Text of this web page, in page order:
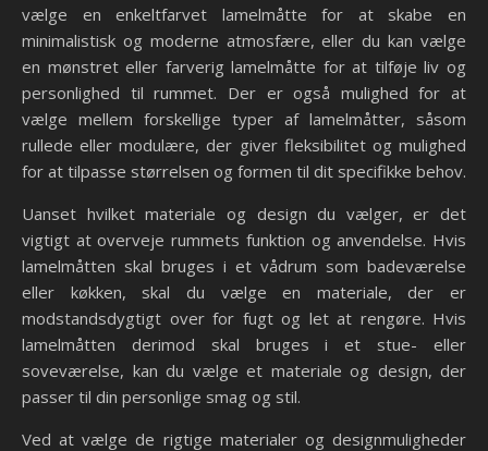
vælge en enkeltfarvet lamelmåtte for at skabe en
minimalistisk og moderne atmosfære, eller du kan vælge
en mønstret eller farverig lamelmåtte for at tilføje liv og
personlighed til rummet. Der er også mulighed for at
vælge mellem forskellige typer af lamelmåtter, såsom
rullede eller modulære, der giver fleksibilitet og mulighed
for at tilpasse størrelsen og formen til dit specifikke behov.
Uanset hvilket materiale og design du vælger, er det
vigtigt at overveje rummets funktion og anvendelse. Hvis
lamelmåtten skal bruges i et vådrum som badeværelse
eller køkken, skal du vælge en materiale, der er
modstandsdygtigt over for fugt og let at rengøre. Hvis
lamelmåtten derimod skal bruges i et stue- eller
soveværelse, kan du vælge et materiale og design, der
passer til din personlige smag og stil.
Ved at vælge de rigtige materialer og designmuligheder